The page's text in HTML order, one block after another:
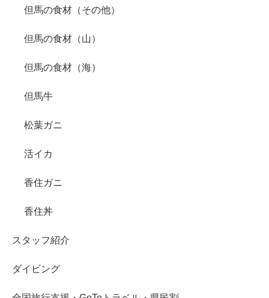
但馬の食材（その他）
但馬の食材（山）
但馬の食材（海）
但馬牛
松葉ガニ
活イカ
香住ガニ
香住丼
スタッフ紹介
ダイビング